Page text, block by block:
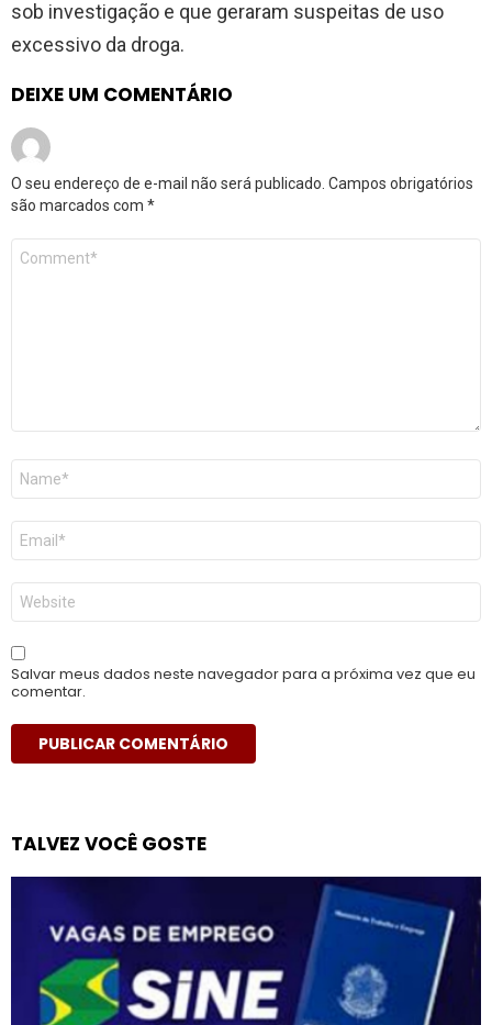
sob investigação e que geraram suspeitas de uso
excessivo da droga.
DEIXE UM COMENTÁRIO
O seu endereço de e-mail não será publicado. Campos obrigatórios
são marcados com *
Comentário
Nome
E-
mail
*
Site
Salvar meus dados neste navegador para a próxima vez que eu
comentar.
TALVEZ VOCÊ GOSTE